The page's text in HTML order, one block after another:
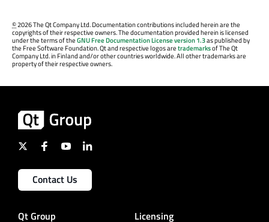
©2026 The Qt Company Ltd. Documentation contributions included herein are the
copyrights of their respective owners. The documentation provided herein is licensed
under the terms of theGNU Free Documentation License version 1.3as published by
the Free Software Foundation. Qt and respective logos aretrademarksof The Qt
Company Ltd. in Finland and/or other countries worldwide. All other trademarks are
property of their respective owners.
Contact Us
Qt Group Licensing